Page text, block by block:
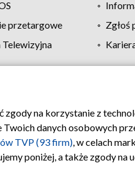
przetargowe Zgłoś
Polityka prywatności
na korzystanie z
danych osobowych
TVP (93 firm), w celach
poniżej, a także zgody